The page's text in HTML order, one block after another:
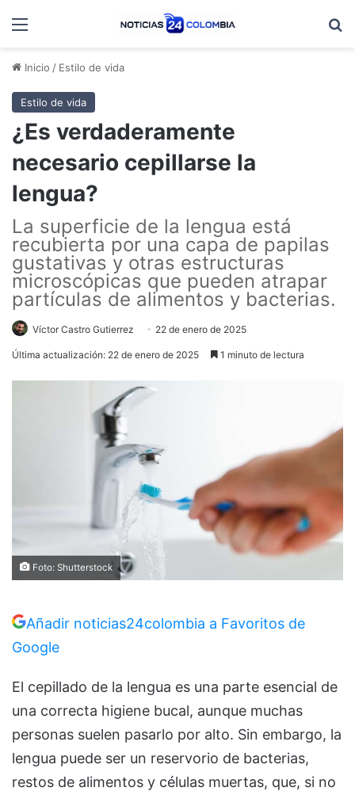
Menú
Inicio / Estilo de vida
Estilo de vida
¿Es verdaderamente
necesario cepillarse la
lengua?
La superficie de la lengua está
recubierta por una capa de papilas
gustativas y otras estructuras
microscópicas que pueden atrapar
partículas de alimentos y bacterias.
Víctor Castro Gutierrez 22 de enero de 2025
Última actualización: 22 de enero de 2025 1 minuto de lectura
Foto: Shutterstock
Añadir noticias24colombia a Favoritos de
Google
El cepillado de la lengua es una parte esencial de
una correcta higiene bucal, aunque muchas
personas suelen pasarlo por alto. Sin embargo, la
lengua puede ser un reservorio de bacterias,
restos de alimentos y células muertas, que, si no